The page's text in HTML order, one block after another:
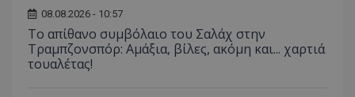
08.08.2026 - 10:57
Το απίθανο συμβόλαιο του Σαλάχ στην
Τραμπζονσπόρ: Αμάξια, βίλες, ακόμη και... χαρτιά
τουαλέτας!